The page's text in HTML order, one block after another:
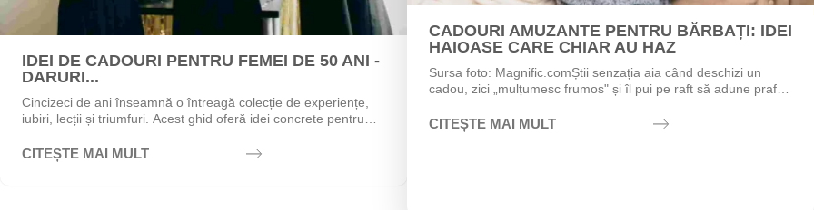
IDEI DE CADOURI PENTRU FEMEI DE 50 ANI -
DARURI...
Cincizeci de ani înseamnă o întreagă colecție de experiențe,
iubiri, lecții și triumfuri. Acest ghid oferă idei concrete pentru
CITEȘTE MAI MULT
CADOURI AMUZANTE PENTRU BĂRBAȚI: IDEI
HAIOASE CARE CHIAR AU HAZ
Sursa foto: Magnific.comȘtii senzația aia când deschizi un
cadou, zici „mulțumesc frumos" și îl pui pe raft să adune praf?
CITEȘTE MAI MULT